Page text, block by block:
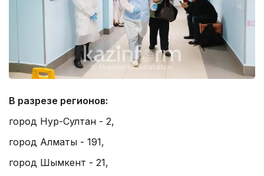
В разрезе регионов:
город Нур-Султан - 2,
город Алматы - 191,
город Шымкент - 21,